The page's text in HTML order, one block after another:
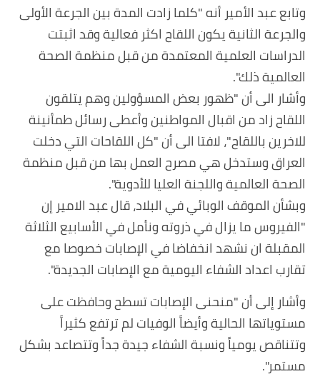
وتابع عبد الأمير أنه "كلما زادت المدة بين الجرعة الأولى
والجرعة الثانية يكون اللقاح اكثر فعالية وقد اثبتت
الدراسات العلمية المعتمدة من قبل منظمة الصحة
العالمية ذلك".
وأشار الى أن "ظهور بعض المسؤولين وهم يتلقون
اللقاح زاد من اقبال المواطنين وأعطى رسائل طمأنينة
للاخرين باللقاح"، لافتا الى أن "كل اللقاحات التي دخلت
العراق وستدخل هي مصرح العمل بها من قبل منظمة
الصحة العالمية واللجنة العليا للأدوية".
وبشأن الموقف الوبائي في البلاد، قال عبد الامير إن
"الفيروس ما يزال في ذروته ونأمل في الأسابيع الثلاثة
المقبلة ان نشهد انخفاضا في الإصابات خصوصا مع
تقارب اعداد الشفاء اليومية مع الإصابات الجديدة".
وأشار إلى أن "منحنى الإصابات تسطح وحافظت على
مستوياتها الحالية وأيضاً الوفيات لم ترتفع كثيراً
وتتناقص يومياً ونسبة الشفاء جيدة جداً وتتصاعد بشكل
مستمر".